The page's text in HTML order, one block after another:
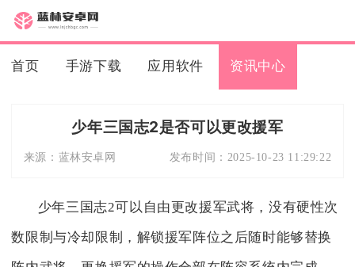
首页 手游下载 应用软件 资讯中心
少年三国志2是否可以更改援军
来源： 蓝林安卓网 发布时间： 2025-10-23 11:29:22
少年三国志2可以自由更改援军武将，没有硬性次
数限制与冷却限制，解锁援军阵位之后随时能够替换